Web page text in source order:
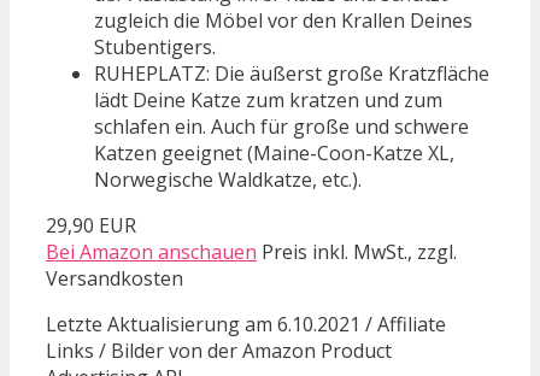
zugleich die Möbel vor den Krallen Deines
Stubentigers.
RUHEPLATZ: Die äußerst große Kratzfläche
lädt Deine Katze zum kratzen und zum
schlafen ein. Auch für große und schwere
Katzen geeignet (Maine-Coon-Katze XL,
Norwegische Waldkatze, etc.).
29,90 EUR
Bei Amazon anschauen Preis inkl. MwSt., zzgl.
Versandkosten
Letzte Aktualisierung am 6.10.2021 / Affiliate
Links / Bilder von der Amazon Product